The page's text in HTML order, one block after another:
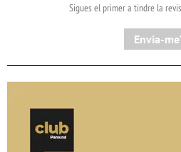
Sigues el primer a tindre la
Envia-